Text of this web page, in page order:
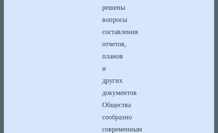
решены
вопросы
составления
отчетов,
планов
и
других
документов
Общества
сообразно
современным